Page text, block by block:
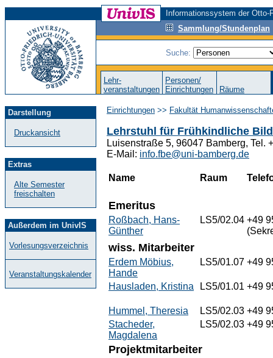
Informationssystem der
Sammlung/Stundenplan
Suche:
Lehr-
veranstaltungen
Personen/
Einrichtungen
Räume
Darstellung
Druckansicht
Extras
Alte Semester
freischalten
Außerdem im UnivIS
Vorlesungsverzeichnis
Veranstaltungskalender
Einrichtungen >> Fakultät
Lehrstuhl für Frühkindliche
Luisenstraße 5, 96047 Bamberg, Tel.
E-Mail: info.fbe@uni-bamberg.de
Name Raum
Emeritus
Roßbach, Hans-
Günther
LS5/02.04 +49
wiss. Mitarbeiter
Erdem Möbius,
Hande
LS5/01.07 +49
Hausladen, Kristina LS5/01.01 +49
Hummel, Theresia LS5/02.03 +49
Stacheder,
Magdalena
LS5/02.03 +49
Projektmitarbeiter